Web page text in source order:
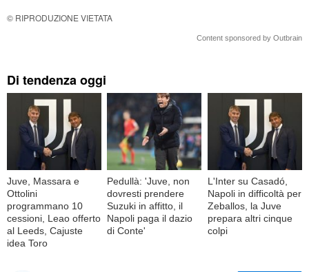
© RIPRODUZIONE VIETATA
Content sponsored by Outbrain
Di tendenza oggi
Juve, Massara e
Ottolini
programmano 10
cessioni, Leao offerto
al Leeds, Cajuste
idea Toro
Pedullà: 'Juve, non
dovresti prendere
Suzuki in affitto, il
Napoli paga il dazio
di Conte'
L'Inter su Casadó,
Napoli in difficoltà per
Zeballos, la Juve
prepara altri cinque
colpi